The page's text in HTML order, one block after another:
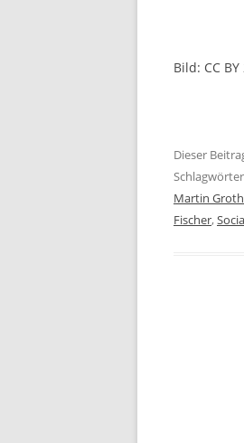
Bild: CC BY
Dieser
Martin
Fischer,